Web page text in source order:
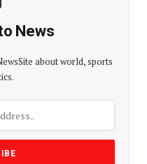
News
about world, sports